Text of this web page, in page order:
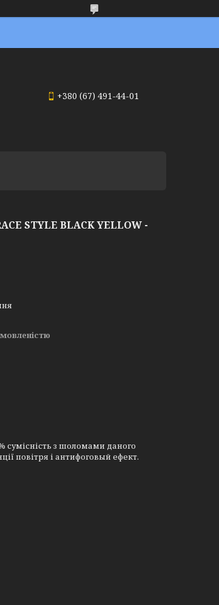
+380 (67) 491-44-01
STYLE BLACK YELLOW -
сумісність з шоломами даного
повітря і антифоговый ефект.